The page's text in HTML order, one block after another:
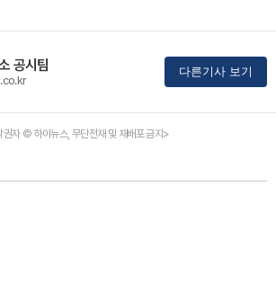
공시팀 다른기사 보기
권자 © 하이뉴스, 무단전재 및 재배포 금지>